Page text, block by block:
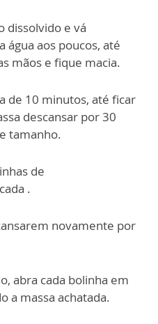
dissolvido e vá
água aos poucos, até
mãos e fique macia.
de 10 minutos, até ficar
descansar por 30
tamanho.
de
.
novamente por
abra cada bolinha em
a massa achatada.